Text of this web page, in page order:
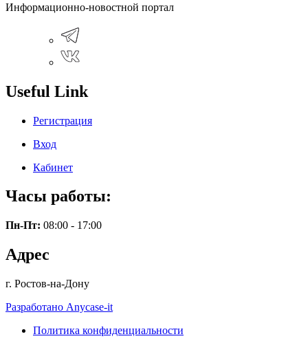
Информационно-новостной портал
Useful Link
Регистрация
Вход
Кабинет
Часы работы:
Пн-Пт: 08:00 - 17:00
Адрес
г. Ростов-на-Дону
Разработано Anycase-it
Политика конфиденциальности